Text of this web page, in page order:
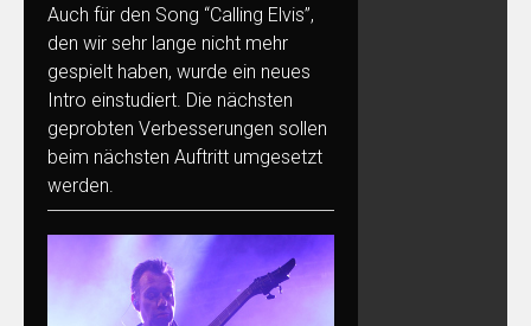
Auch für den Song “Calling Elvis”,
den wir sehr lange nicht mehr
gespielt haben, wurde ein neues
Intro einstudiert. Die nächsten
geprobten Verbesserungen sollen
beim nächsten Auftritt umgesetzt
werden.